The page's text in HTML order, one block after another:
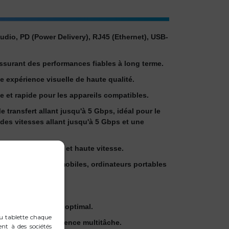
PD (Power Delivery), RJ45 (Ethernet), USB-
des performances fiables à long terme.
expérience visuelle de haute qualité.
et rapide pour les appareils compatibles.
transfert allant jusqu'à 5 Gbps, idéal pour le
vitesses allant jusqu'à 5 Gbps et une
Internet stable et haute vitesse.
téléphones mobiles, ordinateurs portables
de commodité.
fonctionnement optimal.
pour une expérience multitâche.
tablette chaque
à des sociétés